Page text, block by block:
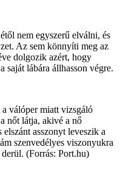
nem egyszerű elválni, és
Az sem könnyíti meg az
dolgozik azért, hogy
saját lábára állhasson végre.
válóper miatt vizsgáló
nőt látja, akivé a nő
asszonyt leveszik a
szenvedélyes viszonyukra
(Forrás: Port.hu)